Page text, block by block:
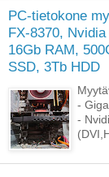
PC-tietokone
FX-8370,
16Gb RAM,
SSD, 3Tb HDD
-
-